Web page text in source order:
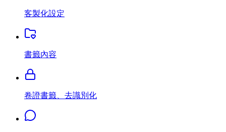
客製化設定
書籤內容
卷證書籤、去識別化